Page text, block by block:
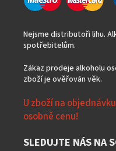
Nejsme distributoři lihu.
spotřebitelům.
Zákaz prodeje alkoholu
zboží je ověřován věk.
U zboží na
osobně cenu!
SLEDUJTE NÁS NA